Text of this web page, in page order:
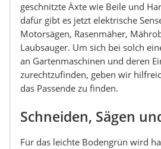
geschnitzte Äxte wie Beile und
dafür gibt es jetzt elektrische
Motorsägen, Rasenmäher,
Laubsauger. Um sich bei solch
an Gartenmaschinen und deren
zurechtzufinden, geben wir
das Passende zu finden.
Schneiden, Sägen
Für das leichte Bodengrün wird